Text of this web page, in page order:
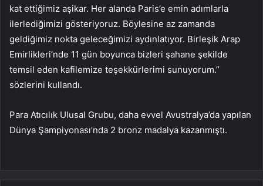
kat ettiğimiz aşikar. Her alanda Paris’e emin adımlarla
ilerlediğimizi gösteriyoruz. Böylesine az zamanda
geldiğimiz nokta geleceğimizi aydınlatıyor. Birleşik Arap
Emirlikleri’nde 11 gün boyunca bizleri şahane şekilde
temsil eden kafilemize teşekkürlerimi sunuyorum.”
sözlerini kullandı.
Para Atıcılık Ulusal Grubu, daha evvel Avustralya’da yapılan
Dünya Şampiyonası’nda 2 bronz madalya kazanmıştı.